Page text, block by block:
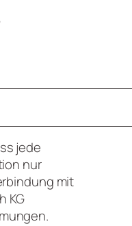
jede
nur
mit
KG